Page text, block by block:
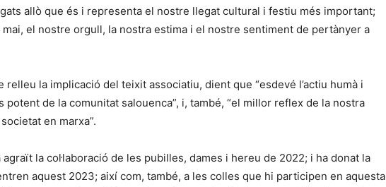
allò que és i representa el nostre llegat cultural i festiu més important;
el nostre orgull, la nostra estima i el nostre sentiment de pertànyer a
relleu la implicació del teixit associatiu, dient que “esdevé l’actiu humà i
potent de la comunitat salouenca”, i, també, “el millor reflex de la nostra
en marxa”.
agraït la col·laboració de les pubilles, dames i hereu de 2022; i ha donat la
aquest 2023; així com, també, a les colles que hi participen en aquesta